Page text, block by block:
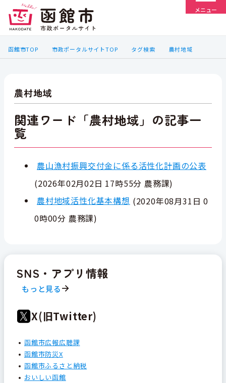
メニュー
函館市TOP 市政ポータルサイトTOP タグ検索 農村地域
農村地域
関連ワード「農村地域」の記事一
覧
農山漁村振興交付金に係る活性化計画の公表
(2026年02月02日 17時55分 農務課)
農村地域活性化基本構想 (2020年08月31日 0
0時00分 農務課)
SNS・アプリ情報
もっと見る
X(旧Twitter)
函館市広報広聴課
函館市防災X
函館市ふるさと納税
おいしい函館